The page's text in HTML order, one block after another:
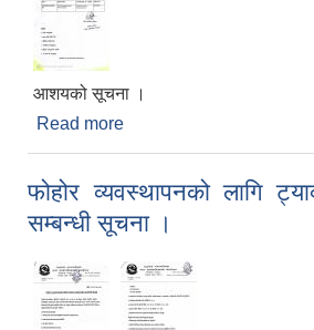
आशयको सूचना ।
Read more
फोहोर व्यवस्थापनको लागि
सम्बन्धी सूचना ।